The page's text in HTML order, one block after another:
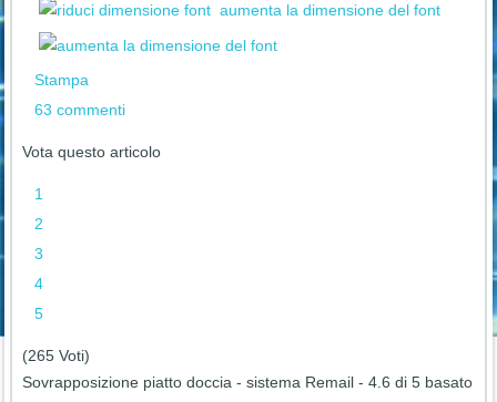
aumenta la dimensione del font
Stampa
63 commenti
Vota questo articolo
1
2
3
4
5
(265 Voti)
Sovrapposizione piatto doccia - sistema Remail -4.6 di5 basato